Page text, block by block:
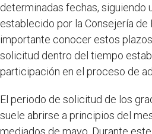
determinadas fechas, siguiendo
establecido por la Consejería de
importante conocer estos
solicitud dentro del tiempo
participación en el proceso de
El periodo de solicitud de los
suele abrirse a principios del
mediados de mayo. Durante